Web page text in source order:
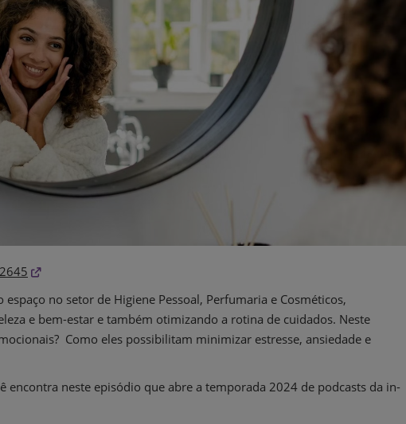
no setor de Higiene Pessoal, Perfumaria e Cosméticos,
e bem-estar e também otimizando a rotina de cuidados. Neste
Como eles possibilitam minimizar estresse, ansiedade e
encontra neste episódio que abre a temporada 2024 de podcasts da in-